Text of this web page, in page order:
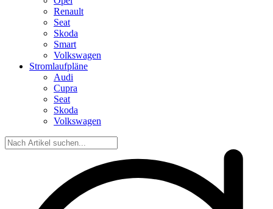
Renault
Seat
Skoda
Smart
Volkswagen
Stromlaufpläne
Audi
Cupra
Seat
Skoda
Volkswagen